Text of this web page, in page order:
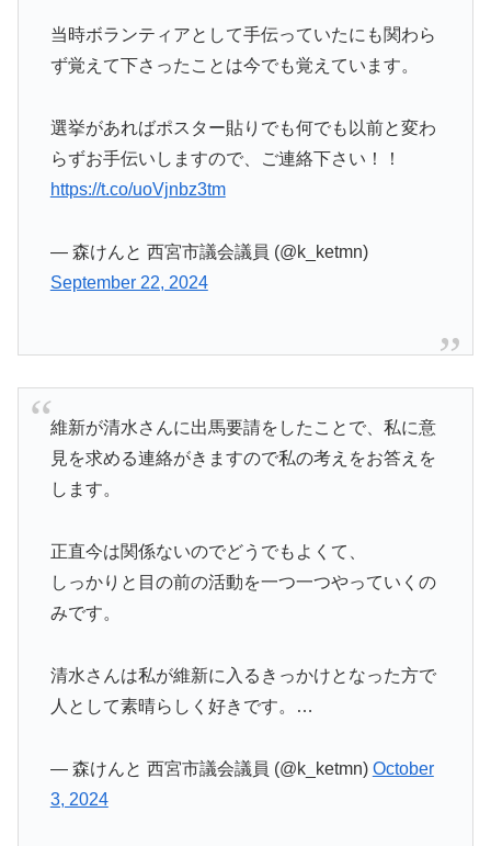
当時ボランティアとして手伝っていたにも関わら
ず覚えて下さったことは今でも覚えています。
選挙があればポスター貼りでも何でも以前と変わ
らずお手伝いしますので、ご連絡下さい！！
https://t.co/uoVjnbz3tm
— 森けんと 西宮市議会議員 (@k_ketmn)
September 22, 2024
維新が清水さんに出馬要請をしたことで、私に意
見を求める連絡がきますので私の考えをお答えを
します。
正直今は関係ないのでどうでもよくて、
しっかりと目の前の活動を一つ一つやっていくの
みです。
清水さんは私が維新に入るきっかけとなった方で
人として素晴らしく好きです。…
— 森けんと 西宮市議会議員 (@k_ketmn) October
3, 2024